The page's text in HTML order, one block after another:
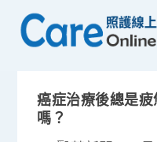
癌症治療後總是
嗎？